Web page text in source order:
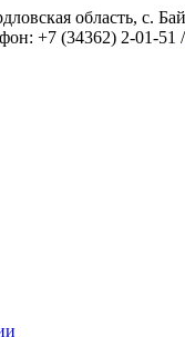
область, с.
+7 (34362) 2-01-51 /